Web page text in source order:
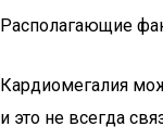
Располагающие
Кардиомегалия
и это не всегда